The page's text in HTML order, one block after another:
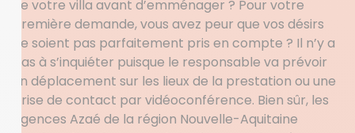
de votre villa avant d’emménager ? Pour votre
première demande, vous avez peur que vos désirs
ne soient pas parfaitement pris en compte ? Il n’y a
pas à s’inquiéter puisque le responsable va prévoir
un déplacement sur les lieux de la prestation ou une
prise de contact par vidéoconférence. Bien sûr, les
agences Azaé de la région Nouvelle-Aquitaine